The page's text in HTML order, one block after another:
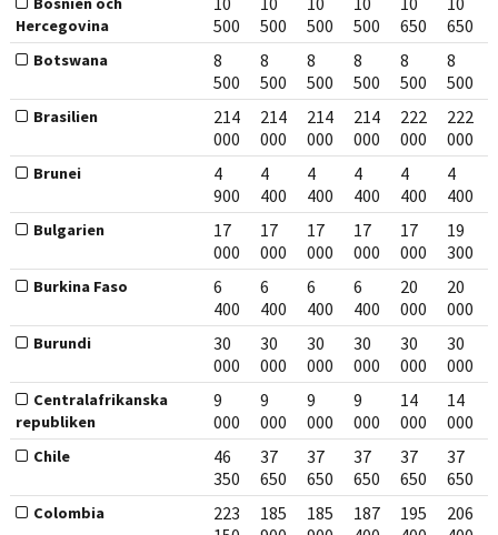
Hercegovina
500
500
500
500
650
650
Botswana
8
500
8
500
8
500
8
500
8
500
8
500
Brasilien
214
000
214
000
214
000
214
000
222
000
222
000
Brunei
4
900
4
400
4
400
4
400
4
400
4
400
Bulgarien
17
000
17
000
17
000
17
000
17
000
19
300
Burkina Faso
6
400
6
400
6
400
6
400
20
000
20
000
Burundi
30
000
30
000
30
000
30
000
30
000
30
000
Centralafrikanska
republiken
9
000
9
000
9
000
9
000
14
000
14
000
Chile
46
350
37
650
37
650
37
650
37
650
37
650
Colombia
223
185
185
187
195
206